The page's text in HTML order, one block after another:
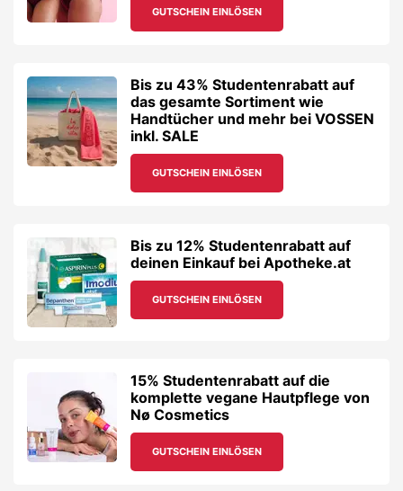
GUTSCHEIN EINLÖSEN
Bis zu 43% Studentenrabatt auf
das gesamte Sortiment wie
Handtücher und mehr bei VOSSEN
inkl. SALE
GUTSCHEIN EINLÖSEN
Bis zu 12% Studentenrabatt auf
deinen Einkauf bei Apotheke.at
GUTSCHEIN EINLÖSEN
15% Studentenrabatt auf die
komplette vegane Hautpflege von
Nø Cosmetics
GUTSCHEIN EINLÖSEN